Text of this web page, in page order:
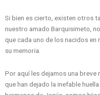
Si bien es cierto, existen otros
nuestro amado Barquisimeto,
que cada uno de los nacidos
su memoria.
Por aquí les dejamos una
que han dejado la inefable